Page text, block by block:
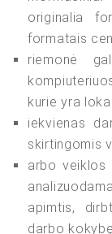
originalia
formatais
riemonė
kurie yra
iekvienas
skirtingomis
arbo veiklos
apimtis,
darbo